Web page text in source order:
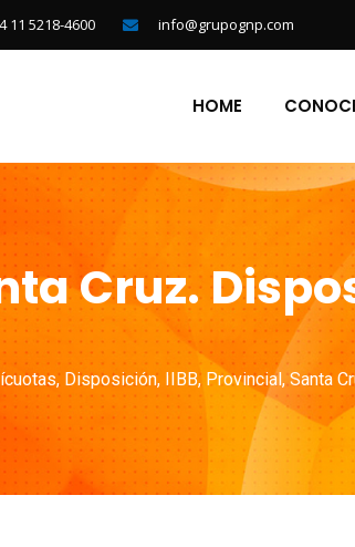
11 5218-4600 info@grupognp.com
HOME
Cruz.
, Disposición, IIBB, Provincial,Santa